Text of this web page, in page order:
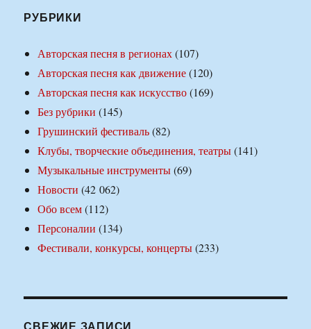
РУБРИКИ
Авторская песня в регионах(107)
Авторская песня как движение(120)
Авторская песня как искусство(169)
Без рубрики (145)
Грушинский фестиваль(82)
Клубы, творческие объединения, театры(141)
Музыкальные инструменты(69)
Новости (42 062)
Обо всем(112)
Персоналии (134)
Фестивали, конкурсы, концерты(233)
СВЕЖИЕ ЗАПИСИ